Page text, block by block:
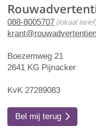
088-8005707 (lokaal
Boezemweg 21
2641 KG Pijnacker
KvK 27289083
Bel mij terug